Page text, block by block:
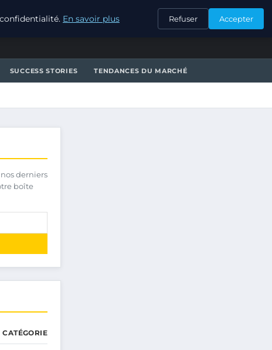
CONTACT
SUCCESS STORIES TENDANCES DU MARCHÉ
derniers
boîte
CATÉGORIE
En savoir plus Refuser Accepter